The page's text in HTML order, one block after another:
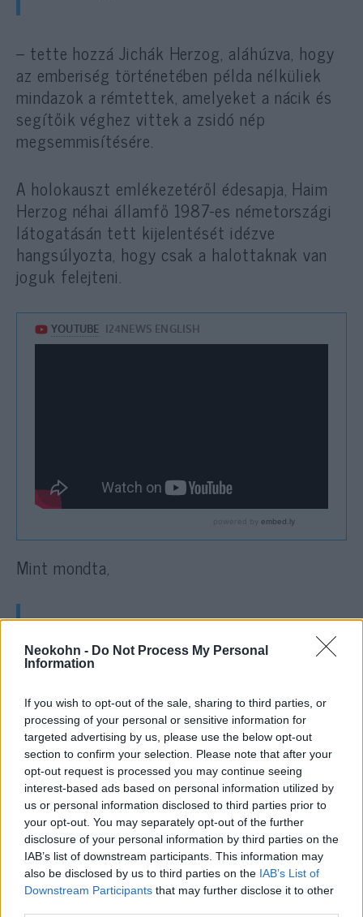
Neokohn - Do Not Process My Personal
Information
If you wish to opt-out of the sale, sharing to third parties, or
processing of your personal or sensitive information for
targeted advertising by us, please use the below opt-out
section to confirm your selection. Please note that after your
opt-out request is processed you may continue seeing
interest-based ads based on personal information utilized by
us or personal information disclosed to third parties prior to
your opt-out. You may separately opt-out of the further
disclosure of your personal information by third parties on the
IAB’s list of downstream participants. This information may
also be disclosed by us to third parties on the IAB’s List of
Downstream Participants that may further disclose it to other
– tette hozzá Jichák Herzog, aláhúzva, hogy
az emberiség történetében példa nélküliek
mindazok a rémtettek, amelyeket a nácik és
segítőik véghez vittek a zsidó nép
megsemmisítésére.
A holokauszt emlékezetéről édesapja, Haim
Herzog néhai államfő 1987-es németországi
látogatásán tett kijelentését idézve
hangsúlyozta, hogy csak a halottaknak van
joguk felejteni.
Mint mondta,
a zsidó nép nem is felejt, bár az
emlékezés nehéz, fájdalmas és
nemcsak a múlt feldolgozása,
hanem a jövendő nemzedékek
sorsa iránt viselt felelősség miatt
is.
Az emlékezés a németeknek is
nehéz, de ugyanúgy kötelező, és
ennek a munkának közösen kell
értelmet adni, vagyis együtt kell